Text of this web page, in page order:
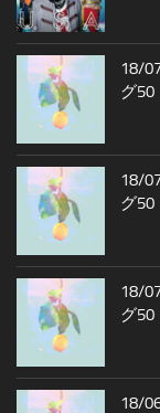
18/
グ50
18/
グ50
18/
グ50
18/